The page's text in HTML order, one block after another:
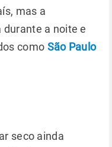
mas a
a noite e
como São Paulo
seco ainda